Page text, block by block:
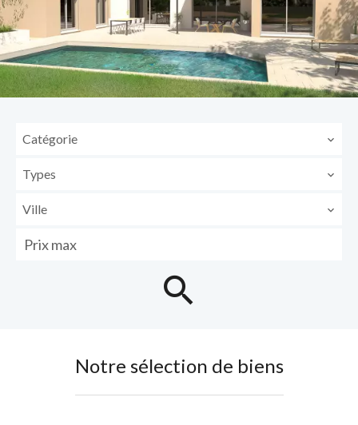
Catégorie
Types
Ville
Notre sélection de biens